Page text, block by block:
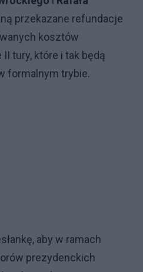
przekazane refundacje
kosztów
tury, które i tak będą
formalnym trybie.
aby w ramach
prezydenckich